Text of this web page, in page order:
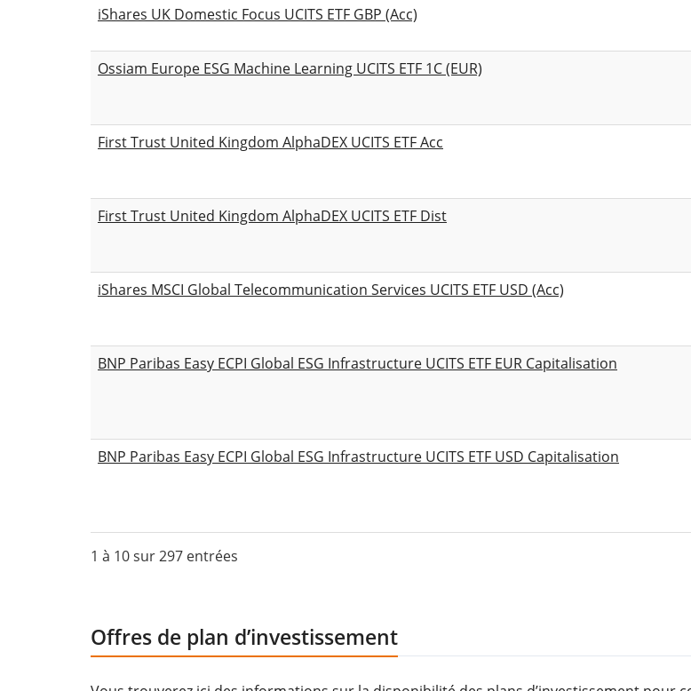
iShares UK Domestic Focus UCITS ETF GBP (Acc)
Ossiam Europe ESG Machine Learning UCITS ETF 1C (EUR)
First Trust United Kingdom AlphaDEX UCITS ETF Acc
First Trust United Kingdom AlphaDEX UCITS ETF Dist
iShares MSCI Global Telecommunication Services UCITS ETF USD (Acc)
BNP Paribas Easy ECPI Global ESG Infrastructure UCITS ETF EUR Capitalisation
BNP Paribas Easy ECPI Global ESG Infrastructure UCITS ETF USD Capitalisation
1 à 10 sur 297 entrées
Offres de plan d’investissement